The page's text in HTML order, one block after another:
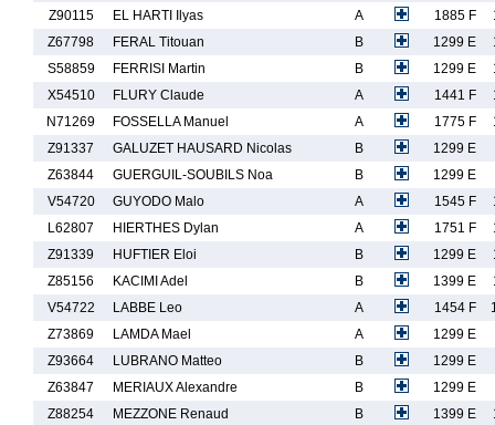
Z90115
EL HARTI Ilyas A 1885 F
Z67798
FERAL Titouan B 1299 E
S58859
FERRISI Martin B 1299 E
X54510
FLURY Claude A 1441 F
N71269
FOSSELLA Manuel A 1775 F
Z91337
GALUZET HAUSARD Nicolas B
1299 E
Z63844
GUERGUIL-SOUBILS Noa B
1299 E
V54720
GUYODO Malo A 1545 F
L62807
HIERTHES Dylan A 1751 F
Z91339
HUFTIER Eloi B 1299 E
Z85156
KACIMI Adel B 1399 E
V54722
LABBE Leo A 1454 F
Z73869
LAMDA Mael A
1299 E
Z93664
LUBRANO Matteo B
1299 E
Z63847
MERIAUX Alexandre B
1299 E
Z88254
MEZZONE Renaud B 1399 E